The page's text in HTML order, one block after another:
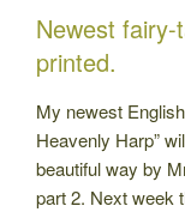
Newest
printed.
My newest
Heavenly Harp”
beautiful way by
part 2. Next week